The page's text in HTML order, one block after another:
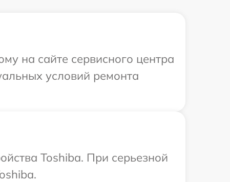
на сайте сервисного центра
условий ремонта
Toshiba. При серьезной